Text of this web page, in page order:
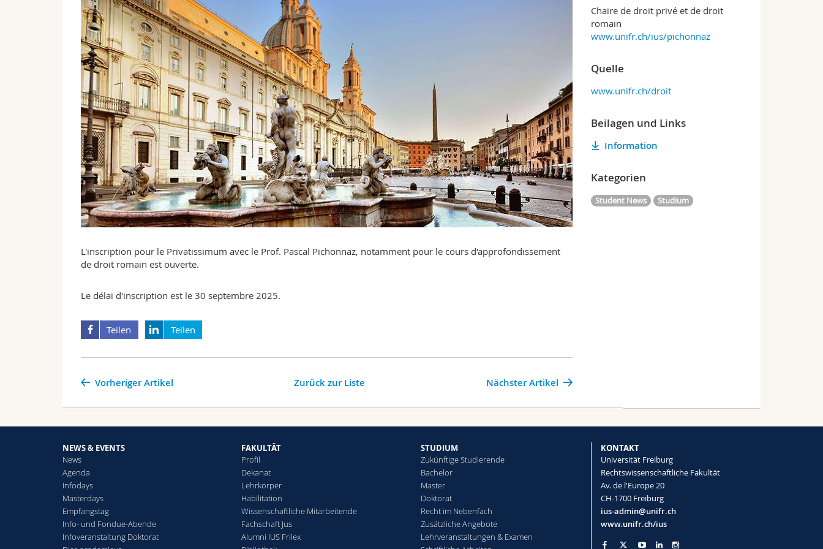
L'inscription pour le Privatissimum avec le Prof. Pascal Pichonnaz, notamment pour le cours d'approfondissement
de droit romain est ouverte.
Le délai d'inscription est le 30 septembre 2025.
Teilen Teilen
Nächster Artikel
Vorheriger Artikel Zurück zur Liste
Chaire de droit privé et de droit
romain
www.unifr.ch/ius/pichonnaz
Quelle
www.unifr.ch/droit
Beilagen und Links
Information
Kategorien
Student News Studium
NEWS & EVENTS
News
Agenda
Infodays
Masterdays
Empfangstag
Info- und Fondue-Abende
Infoveranstaltung Doktorat
FAKULTÄT
Profil
Dekanat
Lehrkörper
Habilitation
Wissenschaftliche Mitarbeitende
Fachschaft Jus
Alumni IUS Frilex
STUDIUM
Zukünftige Studierende
Bachelor
Master
Doktorat
Recht im Nebenfach
Zusätzliche Angebote
Lehrveranstaltungen & Examen
KONTAKT
Universität Freiburg
Rechtswissenschaftliche Fakultät
Av. de l'Europe 20
CH-1700 Freiburg
ius-admin@unifr.ch
www.unifr.ch/ius